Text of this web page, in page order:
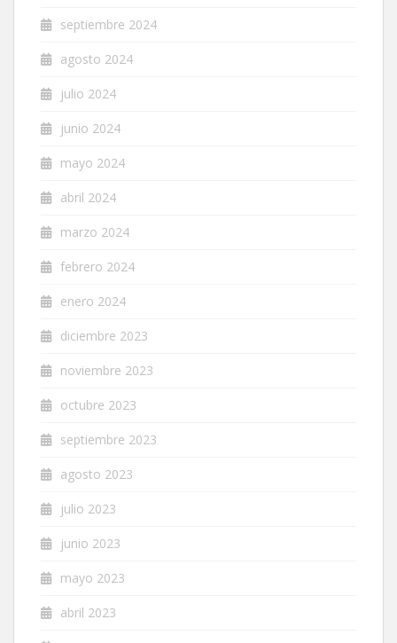
septiembre 2024
agosto 2024
julio 2024
junio 2024
mayo 2024
abril 2024
marzo 2024
febrero 2024
enero 2024
diciembre 2023
noviembre 2023
octubre 2023
septiembre 2023
agosto 2023
julio 2023
junio 2023
mayo 2023
abril 2023